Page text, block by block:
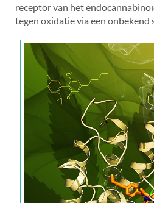
receptor van het
tegen oxidatie via een onbekend